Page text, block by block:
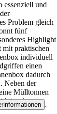
essenziell und
Problem gleich
fünf
Highlight
praktischen
individuell
einen
dadurch
Neben der
Mülltonnen
intensiver
.